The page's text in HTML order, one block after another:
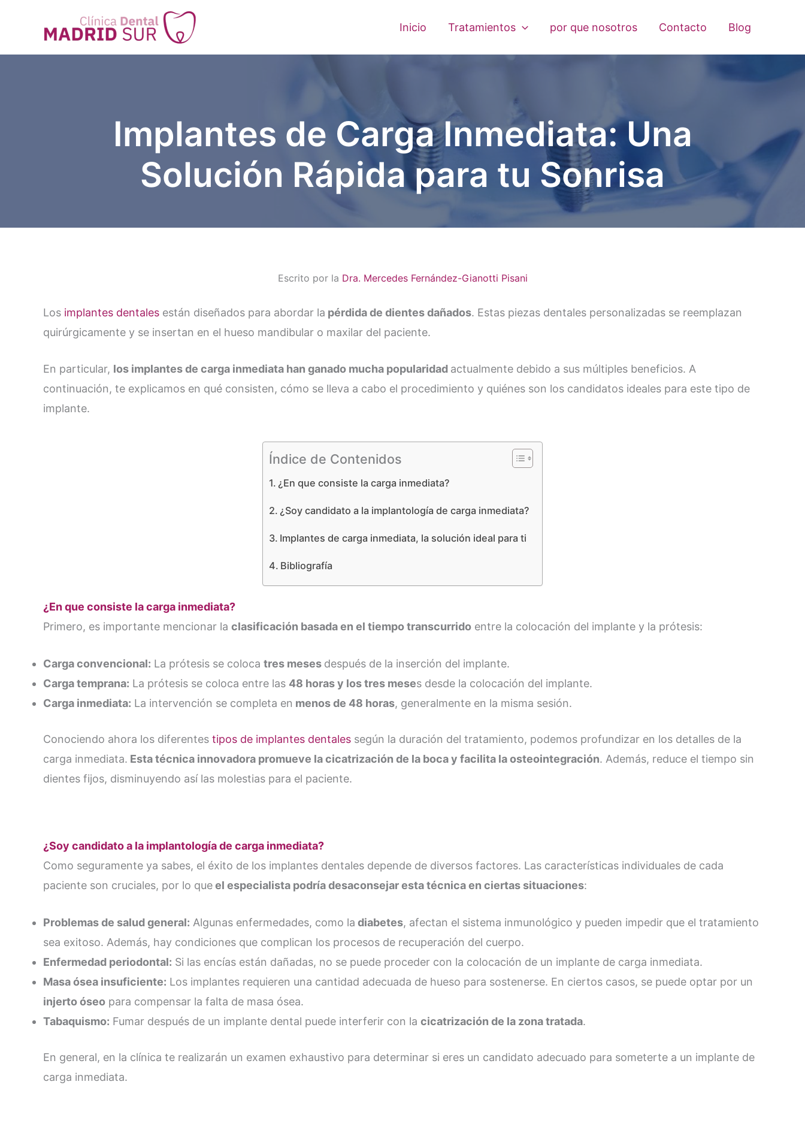
Inicio Tratamientos por que nosotros Contacto Blog
Implantes de Carga Inmediata: Una
Solución Rápida para tu Sonrisa
Escrito por la Dra. Mercedes Fernández-Gianotti Pisani
Los implantes dentales están diseñados para abordar la pérdida de dientes dañados. Estas piezas dentales personalizadas se reemplazan
quirúrgicamente y se insertan en el hueso mandibular o maxilar del paciente.
En particular, los implantes de carga inmediata han ganado mucha popularidad actualmente debido a sus múltiples beneficios. A
continuación, te explicamos en qué consisten, cómo se lleva a cabo el procedimiento y quiénes son los candidatos ideales para este tipo de
implante.
Índice de Contenidos
¿En que consiste la carga inmediata?
¿Soy candidato a la implantología de carga inmediata?
Implantes de carga inmediata, la solución ideal para ti
Bibliografía
¿En que consiste la carga inmediata?
Primero, es importante mencionar la clasificación basada en el tiempo transcurrido entre la colocación del implante y la prótesis:
Carga convencional: La prótesis se coloca tres meses después de la inserción del implante.
Carga temprana: La prótesis se coloca entre las 48 horas y los tres meses desde la colocación del implante.
Carga inmediata: La intervención se completa en menos de 48 horas, generalmente en la misma sesión.
Conociendo ahora los diferentes tipos de implantes dentales según la duración del tratamiento, podemos profundizar en los detalles de la
carga inmediata. Esta técnica innovadora promueve la cicatrización de la boca y facilita la osteointegración. Además, reduce el tiempo sin
dientes fijos, disminuyendo así las molestias para el paciente.
¿Soy candidato a la implantología de carga inmediata?
Como seguramente ya sabes, el éxito de los implantes dentales depende de diversos factores. Las características individuales de cada
paciente son cruciales, por lo queel especialista podría desaconsejar esta técnica en ciertas situaciones:
Problemas de salud general: Algunas enfermedades, como la diabetes, afectan el sistema inmunológico y pueden impedir que el tratamiento
sea exitoso. Además, hay condiciones que complican los procesos de recuperación del cuerpo.
Enfermedad periodontal: Si las encías están dañadas, no se puede proceder con la colocación de un implante de carga inmediata.
Masa ósea insuficiente: Los implantes requieren una cantidad adecuada de hueso para sostenerse. En ciertos casos, se puede optar por un
injerto óseo para compensar la falta de masa ósea.
Tabaquismo: Fumar después de un implante dental puede interferir con la cicatrización de la zona tratada.
En general, en la clínica te realizarán un examen exhaustivo para determinar si eres un candidato adecuado para someterte a un implante de
carga inmediata.